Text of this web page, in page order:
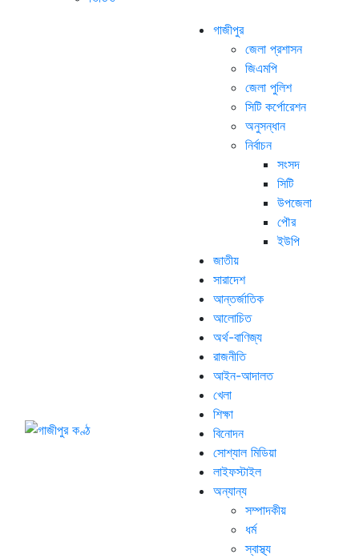
গাজীপুর
জেলা প্রশাসন
জিএমপি
জেলা পুলিশ
সিটি কর্পোরেশন
অনুসন্ধান
নির্বাচন
সংসদ
সিটি
উপজেলা
পৌর
ইউপি
জাতীয়
সারাদেশ
আন্তর্জাতিক
আলোচিত
অর্থ-বাণিজ্য
রাজনীতি
আইন-আদালত
খেলা
শিক্ষা
বিনোদন
সোশ্যাল মিডিয়া
লাইফস্টাইল
অন্যান্য
সম্পাদকীয়
ধর্ম
স্বাস্থ্য